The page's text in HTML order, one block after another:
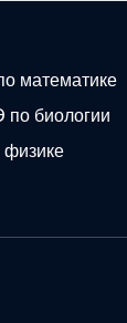
математике
по биологии